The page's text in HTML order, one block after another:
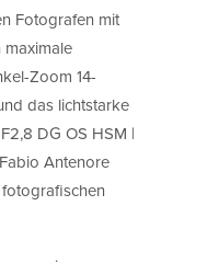
Fotografen mit
Zoom 14-
das lichtstarke
DG OS HSM |
Antenore